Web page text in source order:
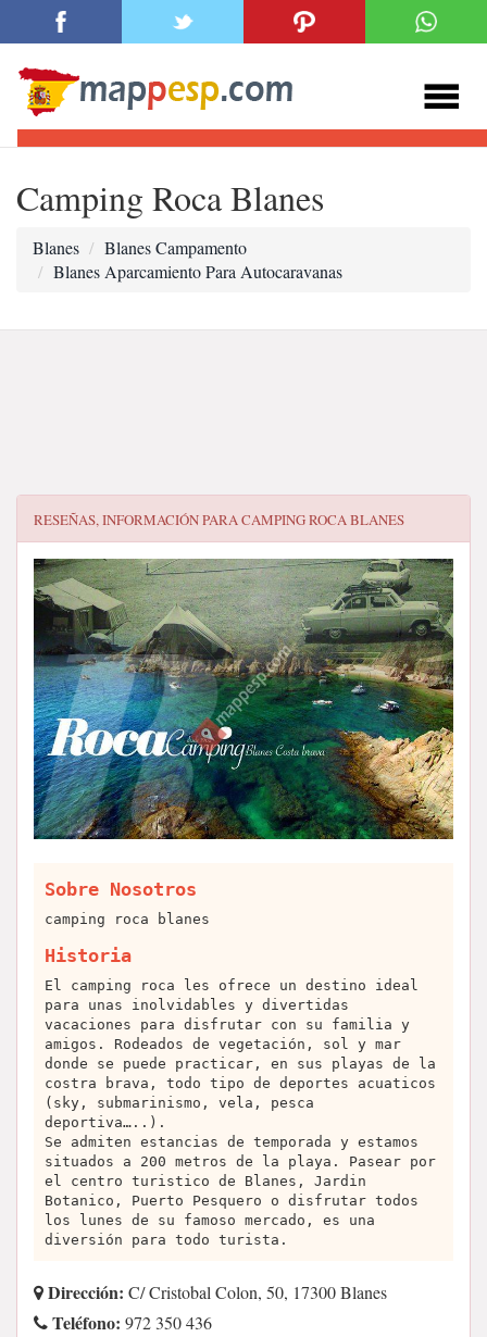
Camping Roca Blanes
Blanes
Blanes Campamento
Blanes Aparcamiento Para Autocaravanas
RESEÑAS, INFORMACIÓN PARACAMPING ROCA BLANES
Sobre Nosotros
camping roca blanes
Historia
El camping roca les ofrece un destino ideal
para unas inolvidables y divertidas
vacaciones para disfrutar con su familia y
amigos. Rodeados de vegetación, sol y mar
donde se puede practicar, en sus playas de la
costra brava, todo tipo de deportes acuaticos
(sky, submarinismo, vela, pesca
deportiva…..).
Se admiten estancias de temporada y estamos
situados a 200 metros de la playa. Pasear por
el centro turistico de Blanes, Jardin
Botanico, Puerto Pesquero o disfrutar todos
los lunes de su famoso mercado, es una
diversión para todo turista.
Dirección: C/ Cristobal Colon, 50, 17300 Blanes
Teléfono: 972 350 436